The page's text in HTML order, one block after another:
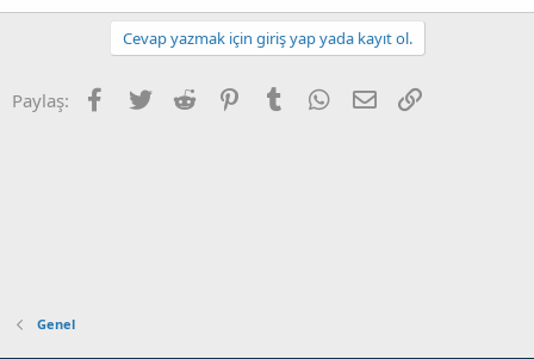
Cevap yazmak için giriş yap yada kayıt ol.
Paylaş: Facebook
Twitter Reddit PinterestTumblr WhatsApp
E-posta
Genel